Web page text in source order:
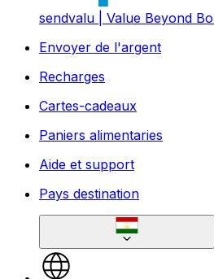
sendvalu | Value Beyond
Envoyer de l'argent
Recharges
Cartes-cadeaux
Paniers alimentaries
Aide et support
Pays destination